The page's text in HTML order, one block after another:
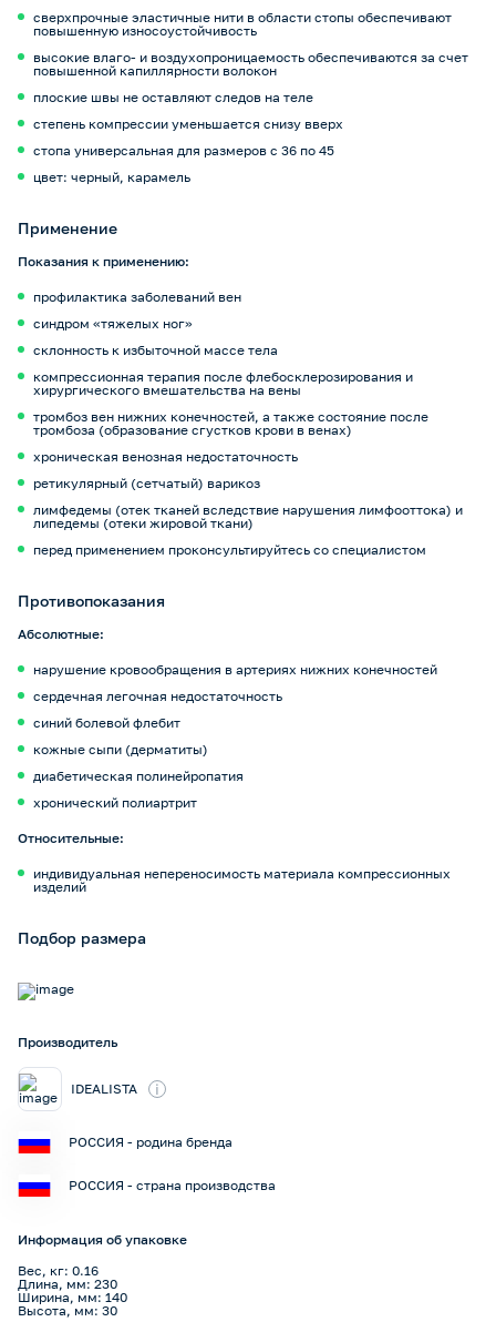
сверхпрочные эластичные нити в области стопы обеспечивают
повышенную износоустойчивость
высокие влаго- и воздухопроницаемость обеспечиваются за счет
повышенной капиллярности волокон
плоские швы не оставляют следов на теле
степень компрессии уменьшается снизу вверх
стопа универсальная для размеров с 36 по 45
цвет: черный, карамель
Применение
Показания к применению:
профилактика заболеваний вен
синдром «тяжелых ног»
склонность к избыточной массе тела
компрессионная терапия после флебосклерозирования и
хирургического вмешательства на вены
тромбоз вен нижних конечностей, а также состояние после
тромбоза (образование сгустков крови в венах)
хроническая венозная недостаточность
ретикулярный (сетчатый) варикоз
лимфедемы (отек тканей вследствие нарушения лимфооттока) и
липедемы (отеки жировой ткани)
перед применением проконсультируйтесь со специалистом
Противопоказания
Абсолютные:
нарушение кровообращения в артериях нижних конечностей
сердечная легочная недостаточность
синий болевой флебит
кожные сыпи (дерматиты)
диабетическая полинейропатия
хронический полиартрит
Относительные:
индивидуальная непереносимость материала компрессионных
изделий
Подбор размера
Производитель
IDEALISTA i
РОССИЯ - родина бренда
РОССИЯ - страна производства
Информация об упаковке
Вес, кг: 0.16
Длина, мм: 230
Ширина, мм: 140
Высота, мм: 30